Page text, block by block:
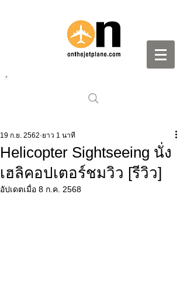
Helicopter Sightseeing นั่ง
เฮลิคอปเตอร์ชมวิว [รีวิว]
19 ก.ย. 2562 ยาว 1 นาที
อัปเดตเมื่อ 8 ก.ค. 2568